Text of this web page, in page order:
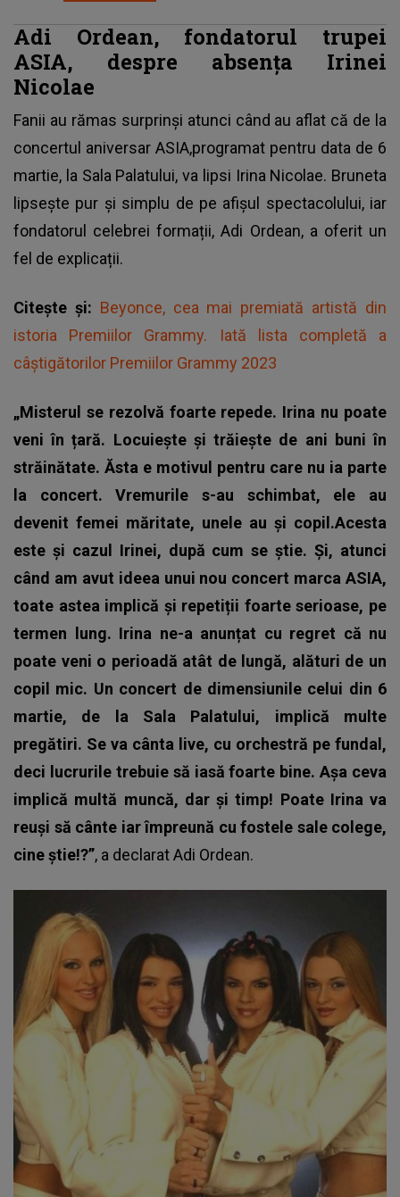
Adi Ordean, fondatorul trupei
ASIA, despre absența Irinei
Nicolae
Fanii au rămas surprinși atunci când au aflat că de la
concertul aniversar ASIA,programat pentru data de 6
martie, la Sala Palatului, va lipsi Irina Nicolae. Bruneta
lipsește pur și simplu de pe afișul spectacolului, iar
fondatorul celebrei formații, Adi Ordean, a oferit un
fel de explicații.
Citește și: Beyonce, cea mai premiată artistă din
istoria Premiilor Grammy. Iată lista completă a
câștigătorilor Premiilor Grammy 2023
„Misterul se rezolvă foarte repede. Irina nu poate
veni în țară. Locuiește și trăiește de ani buni în
străinătate. Ăsta e motivul pentru care nu ia parte
la concert. Vremurile s-au schimbat, ele au
devenit femei măritate, unele au și copil.Acesta
este și cazul Irinei, după cum se știe. Și, atunci
când am avut ideea unui nou concert marca ASIA,
toate astea implică și repetiții foarte serioase, pe
termen lung. Irina ne-a anunțat cu regret că nu
poate veni o perioadă atât de lungă, alături de un
copil mic. Un concert de dimensiunile celui din 6
martie, de la Sala Palatului, implică multe
pregătiri. Se va cânta live, cu orchestră pe fundal,
deci lucrurile trebuie să iasă foarte bine. Așa ceva
implică multă muncă, dar și timp! Poate Irina va
reuși să cânte iar împreună cu fostele sale colege,
cine știe!?”, a declarat Adi Ordean.